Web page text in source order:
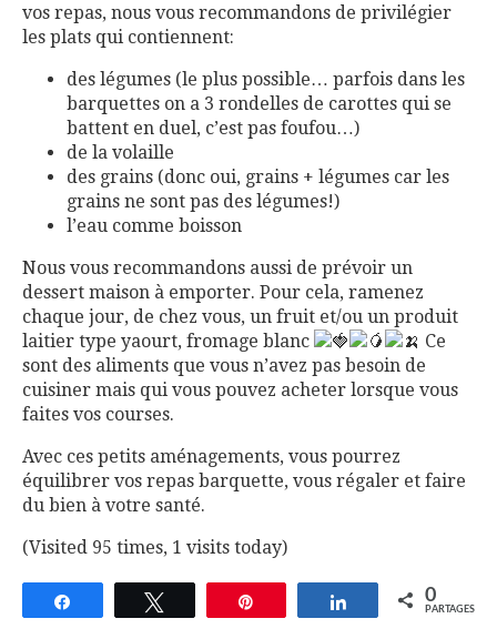
vos repas, nous vous recommandons de privilégier
les plats qui contiennent:
des légumes (le plus possible… parfois dans les
barquettes on a 3 rondelles de carottes qui se
battent en duel, c’est pas foufou…)
de la volaille
des grains (donc oui, grains + légumes car les
grains ne sont pas des légumes!)
l’eau comme boisson
Nous vous recommandons aussi de prévoir un
dessert maison à emporter. Pour cela, ramenez
chaque jour, de chez vous, un fruit et/ou un produit
laitier type yaourt, fromage blanc
Ce
sont des aliments que vous n’avez pas besoin de
cuisiner mais qui vous pouvez acheter lorsque vous
faites vos courses.
Avec ces petits aménagements, vous pourrez
équilibrer vos repas barquette, vous régaler et faire
du bien à votre santé.
(Visited 95 times, 1 visits today)
Partagez 0
PARTAGES